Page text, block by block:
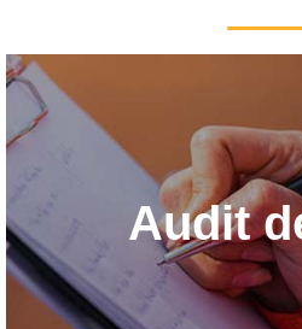
Audit